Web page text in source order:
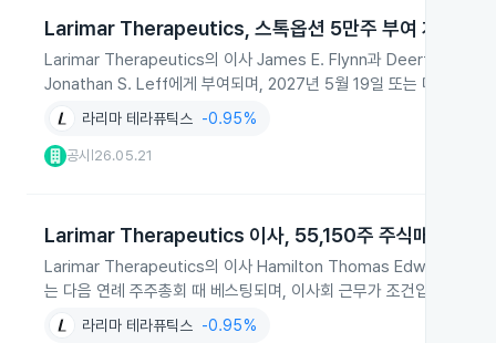
Larimar Therapeutics, 스톡옵션 5만주 부여 계획 발표
Larimar Therapeutics의 이사 James E. Flynn과 Deerfield
Jonathan S. Leff에게 부여되며, 2027년 5월 19일 또는 다음 주주
라리마 테라퓨틱스 -0.95%
공시 26.05.21
Larimar Therapeutics 이사, 55,150주 주식매수선택
Larimar Therapeutics의 이사 Hamilton Thomas Edward가 2026
는 다음 연례 주주총회 때 베스팅되며, 이사회 근무가 조건입니다.
라리마 테라퓨틱스 -0.95%